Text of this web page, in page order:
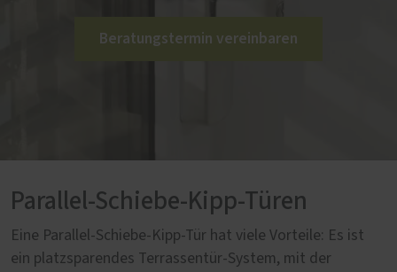
Beratungstermin vereinbaren
Parallel-Schiebe-Kipp-Türen
Eine Parallel-Schiebe-Kipp-Tür hat viele Vorteile: Es ist
ein platzsparendes Terrassentür-System, mit der